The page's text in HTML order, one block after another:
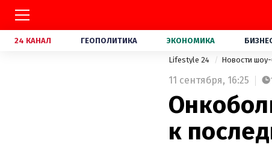
24 КАНАЛ ГЕОПОЛИТИКА ЭКОНОМИКА
Lifestyle 24 Новости шоу-
11 сентября, 16:25
к